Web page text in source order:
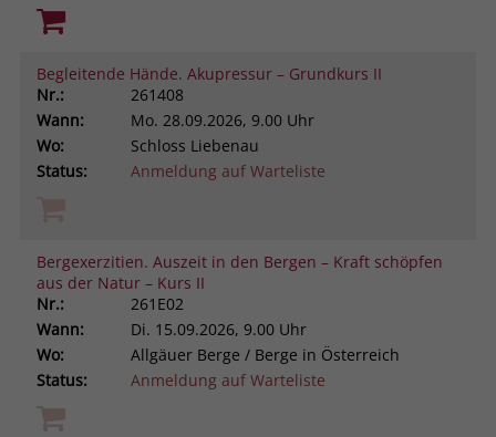
Begleitende Hände. Akupressur – Grundkurs II
Nr.:
261408
Wann:
Mo. 28.09.2026, 9.00 Uhr
Wo:
Schloss Liebenau
Status:
Anmeldung auf Warteliste
Bergexerzitien. Auszeit in den Bergen – Kraft schöpfen
aus der Natur – Kurs II
Nr.:
261E02
Wann:
Di. 15.09.2026, 9.00 Uhr
Wo:
Allgäuer Berge / Berge in Österreich
Status:
Anmeldung auf Warteliste